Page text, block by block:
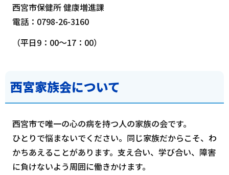
西宮市保健所 健康増進課
電話：0798-26-3160
（平日9：00～17：00）
西宮家族会について
西宮市で唯一の心の病を持つ人の家族の会です。
ひとりで悩まないでください。同じ家族だからこそ、わ
かちあえることがあります。支え合い、学び合い、障害
に負けないよう周囲に働きかけます。